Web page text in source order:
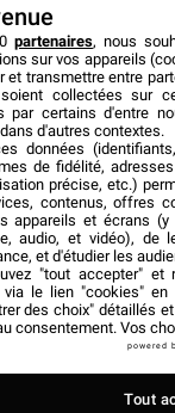
les
Vos
un
de
vos
offrent
car ils
Celles
partenaires, nous
sur vos appareils
et transmettre entre
soient collectées sur
par certains d'entre
d'autres contextes.
données
de fidélité,
précise, etc.)
contenus, offres
appareils et écrans (y
audio, et vidéo), de
et d'étudier les
"tout accepter" et
via le lien "cookies" en
des choix" détaillés
consentement. Vos
powered
Tout